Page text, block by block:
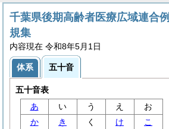
千葉県後期高齢者医療広域連合例
規集
内容現在 令和8年5月1日
体系 五十音
五十音表
あ
い う え
お
か
き く け
こ